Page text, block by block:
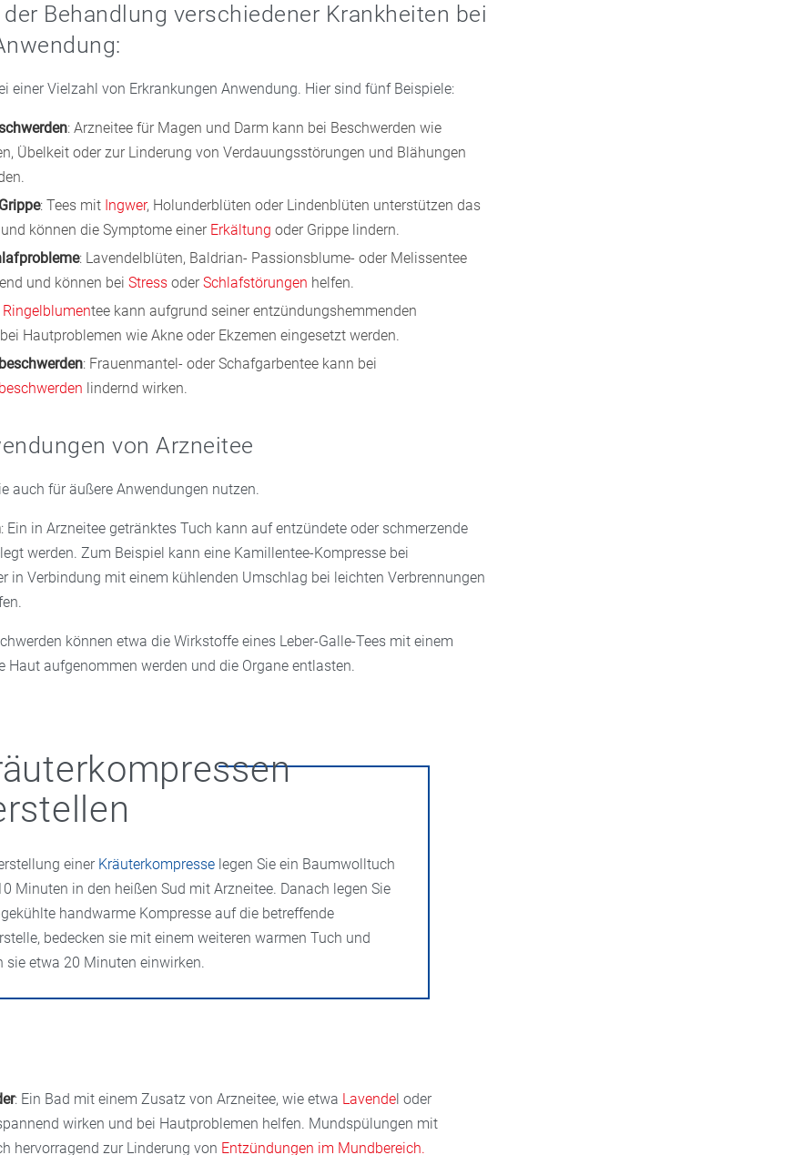
Behandlung verschiedener Krankheiten bei
einer Vielzahl von Erkrankungen Anwendung. Hier sind fünf Beispiele:
: Arzneitee für Magen und Darm kann bei Beschwerden wie
Übelkeit oder zur Linderung von Verdauungsstörungen und Blähungen
: Tees mit Ingwer, Holunderblüten oder Lindenblüten unterstützen das
können die Symptome einer Erkältung oder Grippe lindern.
: Lavendelblüten, Baldrian- Passionsblume- oder Melissentee
und können bei Stressoder Schlafstörungen helfen.
Ringelblumentee kann aufgrund seiner entzündungshemmenden
Hautproblemen wie Akne oder Ekzemen eingesetzt werden.
: Frauenmantel- oder Schafgarbentee kann bei
lindernd wirken.
von Arzneitee
auch für äußere Anwendungen nutzen.
: Ein in Arzneitee getränktes Tuch kann auf entzündete oder schmerzende
werden. Zum Beispiel kann eine Kamillentee-Kompresse bei
in Verbindung mit einem kühlenden Umschlag bei leichten Verbrennungen
können etwa die Wirkstoffe eines Leber-Galle-Tees mit einem
Haut aufgenommen werden und die Organe entlasten.
einer Kräuterkompresse legen Sie ein Baumwolltuch
Minuten in den heißen Sud mit Arzneitee. Danach legen Sie
handwarme Kompresse auf die betreffende
bedecken sie mit einem weiteren warmen Tuch und
sie etwa 20 Minuten einwirken.
: Ein Bad mit einem Zusatz von Arzneitee, wie etwa Lavendel oder
wirken und bei Hautproblemen helfen. Mundspülungen mit
hervorragend zur Linderung von Entzündungen im Mundbereich.